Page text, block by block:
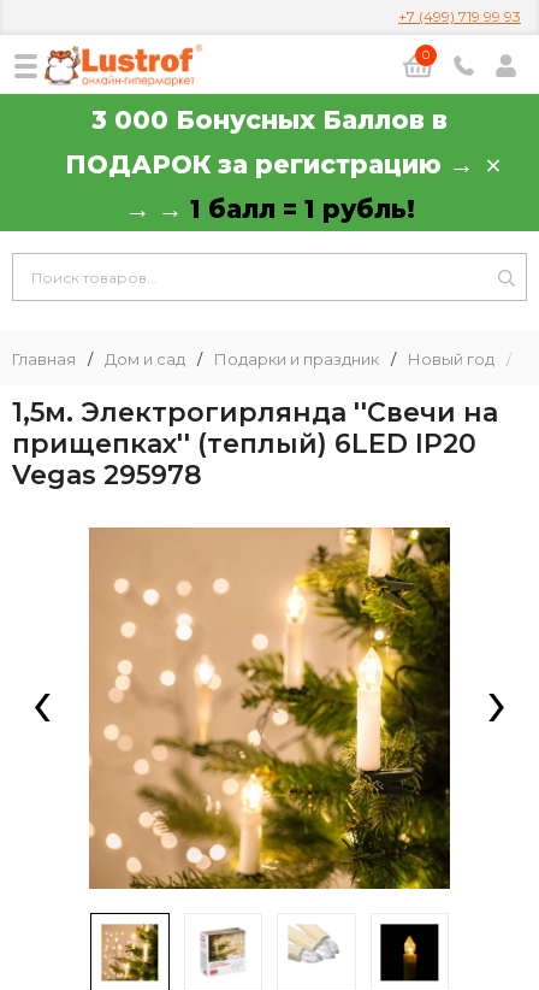
+7 (499) 719 99 93
0
3 000 Бонусных Баллов в
ПОДАРОК за регистрацию →
→ → 1 балл = 1 рубль!
Главная / Дом и сад / Подарки и праздник / Новый год /
1,5м. Электрогирлянда ''Свечи на
прищепках'' (теплый) 6LED IP20
Vegas 295978
‹ ›